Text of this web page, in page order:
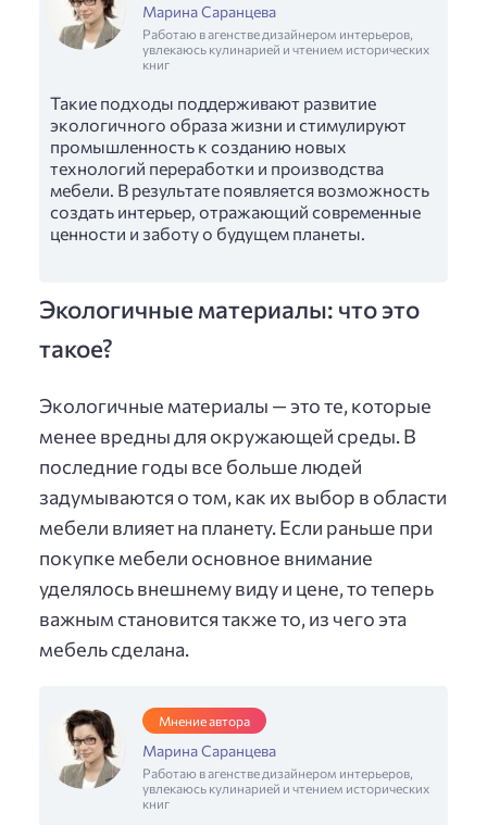
Марина Саранцева
Работаю в агенстве дизайнером интерьеров,
увлекаюсь кулинарией и чтением исторических
книг
Такие подходы поддерживают развитие
экологичного образа жизни и стимулируют
промышленность к созданию новых
технологий переработки и производства
мебели. В результате появляется возможность
создать интерьер, отражающий современные
ценности и заботу о будущем планеты.
Экологичные материалы: что это
такое?
Экологичные материалы — это те, которые
менее вредны для окружающей среды. В
последние годы все больше людей
задумываются о том, как их выбор в области
мебели влияет на планету. Если раньше при
покупке мебели основное внимание
уделялось внешнему виду и цене, то теперь
важным становится также то, из чего эта
мебель сделана.
Мнение автора
Марина Саранцева
Работаю в агенстве дизайнером интерьеров,
увлекаюсь кулинарией и чтением исторических
книг